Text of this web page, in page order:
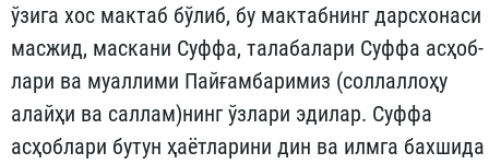
ўзига хос мактаб бўлиб, бу мактаб­нинг дарсхонаси
масжид, маскани Суффа, талабалари Суффа ас­ҳоб­
лари ва муаллими Пайғамбаримиз (соллаллоҳу
алайҳи ва сал­лам)­нинг ўзлари эдилар. Суффа
асҳоблари бутун ҳаётларини дин ва илмга бахшида